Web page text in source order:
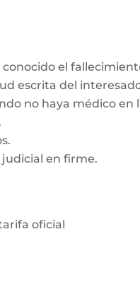
el
escrita del
no haya médico en
en firme.
oficial